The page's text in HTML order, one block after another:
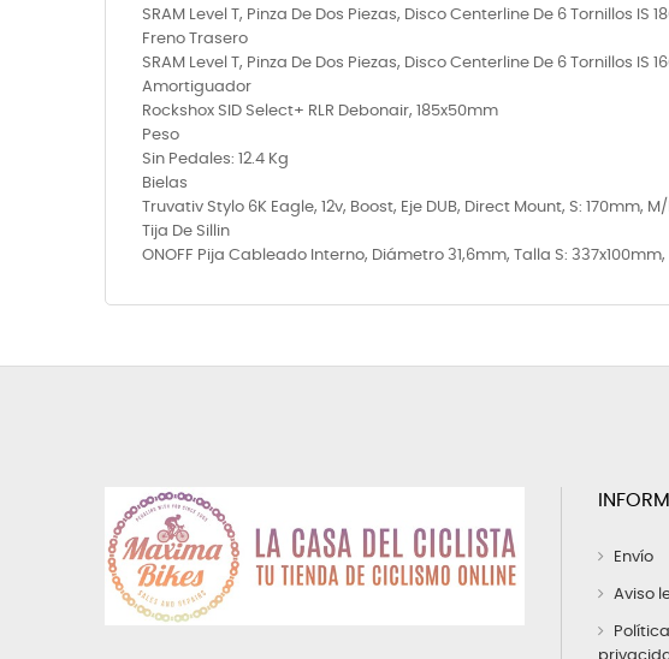
SRAM Level T, Pinza De Dos Piezas, Disco Centerline De 6 Tornillos IS
Freno Trasero
SRAM Level T, Pinza De Dos Piezas, Disco Centerline De 6 Tornillos IS
Amortiguador
Rockshox SID Select+ RLR Debonair, 185x50mm
Peso
Sin Pedales: 12.4 Kg
Bielas
Truvativ Stylo 6K Eagle, 12v, Boost, Eje DUB, Direct Mount, S: 170mm,
Tija De Sillin
ONOFF Pija Cableado Interno, Diámetro 31,6mm, Talla S: 337x100mm,
Envío
Aviso